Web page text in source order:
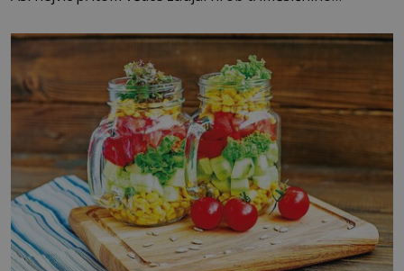
blonďaté vlásky. Fakt, že jsou těla dávných lidí nesmírně
dobře zachovalá, přičítají odborníci zdejším klimatickým
podmínkám. Sucho, prosolené písky a extrémně